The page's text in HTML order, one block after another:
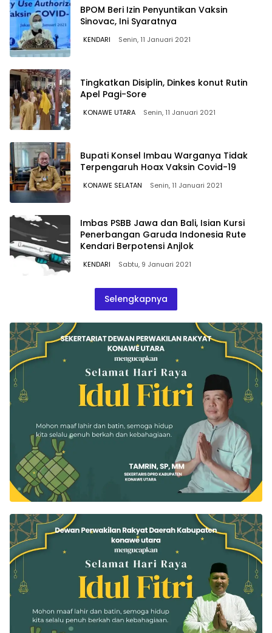
BPOM Beri Izin Penyuntikan Vaksin
Sinovac, Ini Syaratnya
KENDARI Senin, 11 Januari 2021
Tingkatkan Disiplin, Dinkes konut Rutin
Apel Pagi-Sore
KONAWE UTARA Senin, 11 Januari 2021
Bupati Konsel Imbau Warganya Tidak
Terpengaruh Hoax Vaksin Covid-19
KONAWE SELATAN Senin, 11 Januari 2021
Imbas PSBB Jawa dan Bali, Isian Kursi
Penerbangan Garuda Indonesia Rute
Kendari Berpotensi Anjlok
KENDARI Sabtu, 9 Januari 2021
Selengkapnya